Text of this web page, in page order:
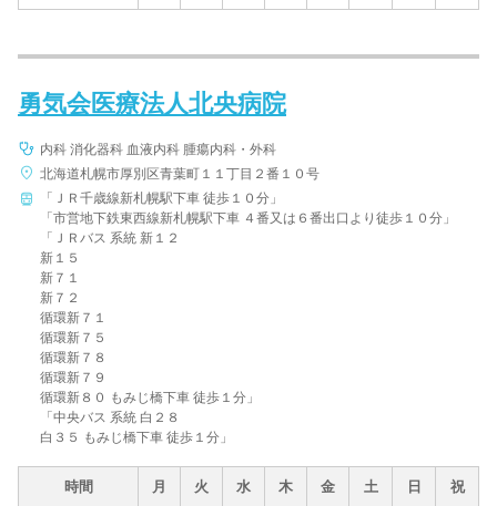
勇気会医療法人北央病院
内科 消化器科 血液内科 腫瘍内科・外科
北海道札幌市厚別区青葉町１１丁目２番１０号
「ＪＲ千歳線新札幌駅下車 徒歩１０分」
「市営地下鉄東西線新札幌駅下車 ４番又は６番出口より徒歩１０分」
「ＪＲバス 系統 新１２
新１５
新７１
新７２
循環新７１
循環新７５
循環新７８
循環新７９
循環新８０ もみじ橋下車 徒歩１分」
「中央バス 系統 白２８
白３５ もみじ橋下車 徒歩１分」
時間 月 火 水 木 金 土 日 祝